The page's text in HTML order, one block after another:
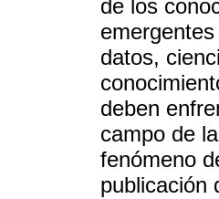
de los
datos,
deben
campo de
fenómeno
publicación